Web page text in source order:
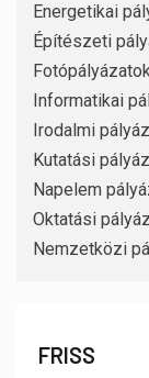
Energetikai
Építészeti
Informatikai
Irodalmi
Kutatási
Napelem
Oktatási
Nemzetközi
FRISS